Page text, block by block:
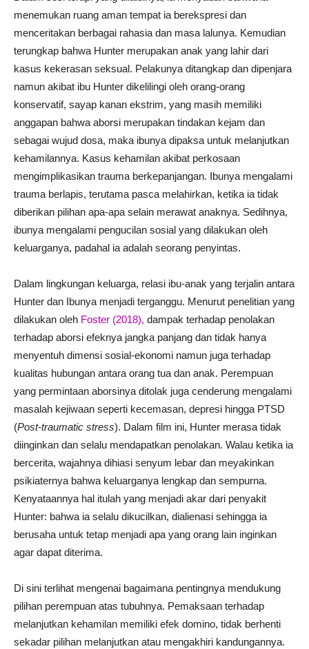
menemukan ruang aman tempat ia berekspresi dan
menceritakan berbagai rahasia dan masa lalunya. Kemudian
terungkap bahwa Hunter merupakan anak yang lahir dari
kasus kekerasan seksual. Pelakunya ditangkap dan dipenjara
namun akibat ibu Hunter dikelilingi oleh orang-orang
konservatif, sayap kanan ekstrim, yang masih memiliki
anggapan bahwa aborsi merupakan tindakan kejam dan
sebagai wujud dosa, maka ibunya dipaksa untuk melanjutkan
kehamilannya. Kasus kehamilan akibat perkosaan
mengimplikasikan trauma berkepanjangan. Ibunya mengalami
trauma berlapis, terutama pasca melahirkan, ketika ia tidak
diberikan pilihan apa-apa selain merawat anaknya. Sedihnya,
ibunya mengalami pengucilan sosial yang dilakukan oleh
keluarganya, padahal ia adalah seorang penyintas.
Dalam lingkungan keluarga, relasi ibu-anak yang terjalin antara
Hunter dan Ibunya menjadi terganggu. Menurut penelitian yang
dilakukan oleh Foster (2018), dampak terhadap penolakan
terhadap aborsi efeknya jangka panjang dan tidak hanya
menyentuh dimensi sosial-ekonomi namun juga terhadap
kualitas hubungan antara orang tua dan anak. Perempuan
yang permintaan aborsinya ditolak juga cenderung mengalami
masalah kejiwaan seperti kecemasan, depresi hingga PTSD
(Post-traumatic stress). Dalam film ini, Hunter merasa tidak
diinginkan dan selalu mendapatkan penolakan. Walau ketika ia
bercerita, wajahnya dihiasi senyum lebar dan meyakinkan
psikiaternya bahwa keluarganya lengkap dan sempurna.
Kenyataannya hal itulah yang menjadi akar dari penyakit
Hunter: bahwa ia selalu dikucilkan, dialienasi sehingga ia
berusaha untuk tetap menjadi apa yang orang lain inginkan
agar dapat diterima.
Di sini terlihat mengenai bagaimana pentingnya mendukung
pilihan perempuan atas tubuhnya. Pemaksaan terhadap
melanjutkan kehamilan memiliki efek domino, tidak berhenti
sekadar pilihan melanjutkan atau mengakhiri kandungannya.